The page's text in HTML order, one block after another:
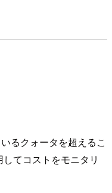
るクォータを超えるこ
てコストをモニタリ